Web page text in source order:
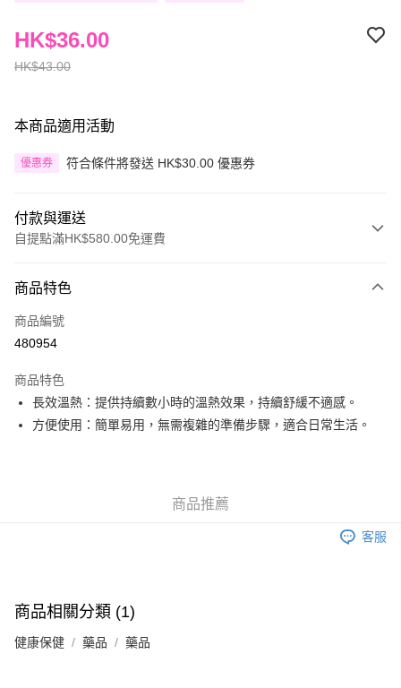
HK$43.00
HK$36.00
本商品適用活動
優惠券 符合條件將發送 HK$30.00 優惠券
付款與運送
自提點滿HK$580.00免運費
信用卡
Apple Pay
AlipayHK
PayMe
銀行匯款 請將存款存到以下銀行帳戶，並於存款單據寫上訂單編號後電郵至
每筆HK$30.00，滿HK$580.00或以上免運費
付款後順豐站及營業點取貨
商品特色
商品編號
480954
商品特色
長效溫熱：提供持續數小時的溫熱效果，持續舒緩不適感。
方便使用：簡單易用，無需複雜的準備步驟，適合日常生活。
商品推薦
客服
商品相關分類 (1)
健康保健 藥品 藥品